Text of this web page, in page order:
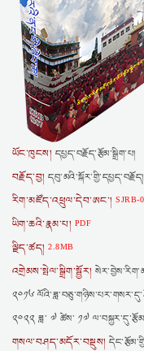
ཡོང་ཁུངས། དཔྱད་བརྗོད་རྩོམ་སྒྲིག་པ།
བརྗོད་བྱ། དབུ་མའི་སྐོར་གྱི་དཔྱད་བརྗོད།
རིག་མཛོད་འཕྲུལ་དེབ་ཨང་།SJRB-
ཡིག་ཆའི་རྣམ་པ། PDF
ལྗིད་ཚད།2.8MB
འགྲེམས་སྤེལ་སྒྲིག་སྦྱོར།
༢༠༡༦
༢༠༢༢ ཟླ་ ༧ ཚེས་ ༡༧
གསལ་བཤད་མདོར་བསྡུས།